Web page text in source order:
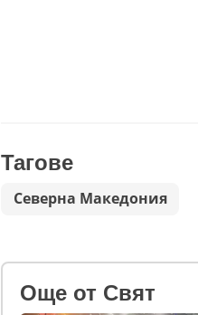
Тагове
Северна Македония
Oще от Свят